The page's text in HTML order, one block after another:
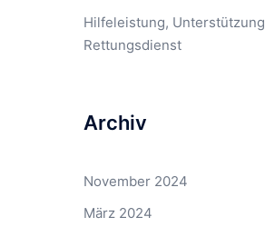
Hilfeleistung, Unterstützung
Rettungsdienst
Archiv
November 2024
März 2024